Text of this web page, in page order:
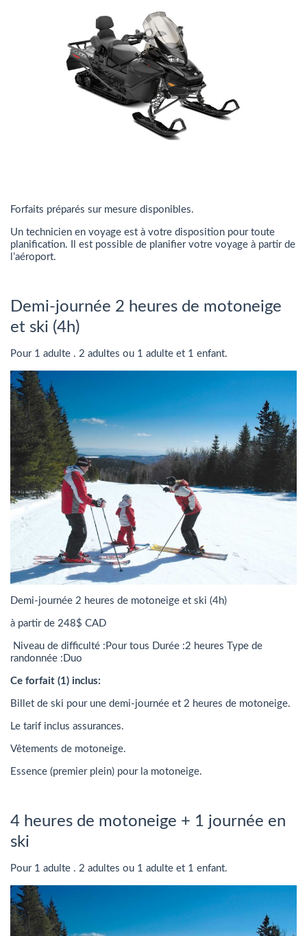
Forfaits préparés sur mesure disponibles.
Un technicien en voyage est à votre disposition pour toute
planification. Il est possible de planifier votre voyage à partir de
l’aéroport.
Demi-journée 2 heures de motoneige
et ski (4h)
Pour 1 adulte . 2 adultes ou 1 adulte et 1 enfant.
Demi-journée 2 heures de motoneige et ski (4h)
à partir de 248$ CAD
Niveau de difficulté :Pour tous Durée :2 heures Type de
randonnée :Duo
Ce forfait (1) inclus:
Billet de ski pour une demi-journée et 2 heures de motoneige.
Le tarif inclus assurances.
Vêtements de motoneige.
Essence (premier plein) pour la motoneige.
4 heures de motoneige + 1 journée en
ski
Pour 1 adulte . 2 adultes ou 1 adulte et 1 enfant.